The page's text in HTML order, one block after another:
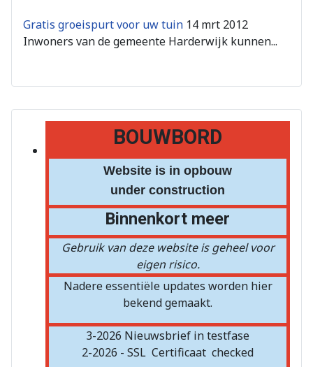
BOUWBORD
Website is in opbouw
under construction
Binnenkort meer
Gebruik van deze website is geheel voor
eigen risico.
Nadere essentiële updates worden hier
bekend gemaakt.
3-2026 Nieuwsbrief in testfase
2-2026 - SSL Certificaat checked
Gratis groeispurt voor uw tuin 14 mrt 2012
Inwoners van de gemeente Harderwijk kunnen...